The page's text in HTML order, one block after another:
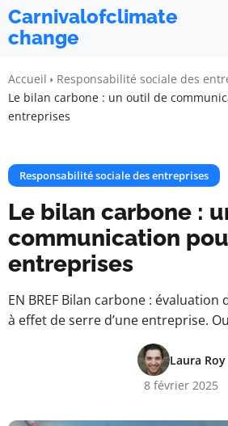
Carnivalofclimate
change
Accueil
Responsabilité sociale des
Le bilan carbone : un outil de
entreprises
Responsabilité sociale des entreprises
Le bilan carbone :
communication
entreprises
EN BREF Bilan carbone : évaluation
à effet de serre d’une entreprise.
Laura Roy
8 février 2025